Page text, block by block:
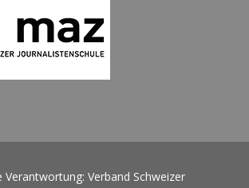
Verantwortung: Verband Schweizer